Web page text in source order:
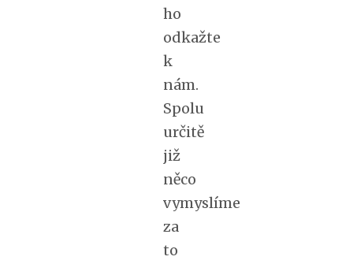
ho
odkažte
k
nám.
Spolu
určitě
již
něco
vymyslíme
za
to